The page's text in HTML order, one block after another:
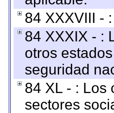
84 XXXVIII -
84 XXXIX - :
otros
seguridad
84 XL - : Los
sectores